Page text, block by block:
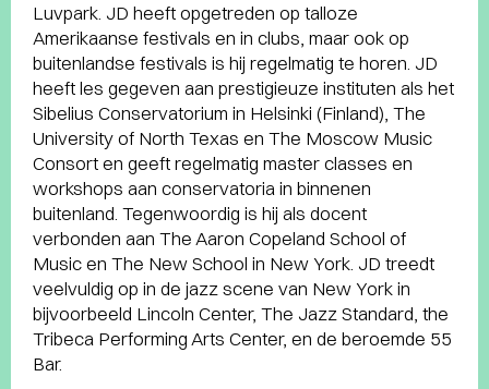
Luvpark. JD heeft opgetreden op talloze
Amerikaanse festivals en in clubs, maar ook op
buitenlandse festivals is hij regelmatig te horen. JD
heeft les gegeven aan prestigieuze instituten als het
Sibelius Conservatorium in Helsinki (Finland), The
University of North Texas en The Moscow Music
Consort en geeft regelmatig master classes en
workshops aan conservatoria in binnenen
buitenland. Tegenwoordig is hij als docent
verbonden aan The Aaron Copeland School of
Music en The New School in New York. JD treedt
veelvuldig op in de jazz scene van New York in
bijvoorbeeld Lincoln Center, The Jazz Standard, the
Tribeca Performing Arts Center, en de beroemde 55
Bar.